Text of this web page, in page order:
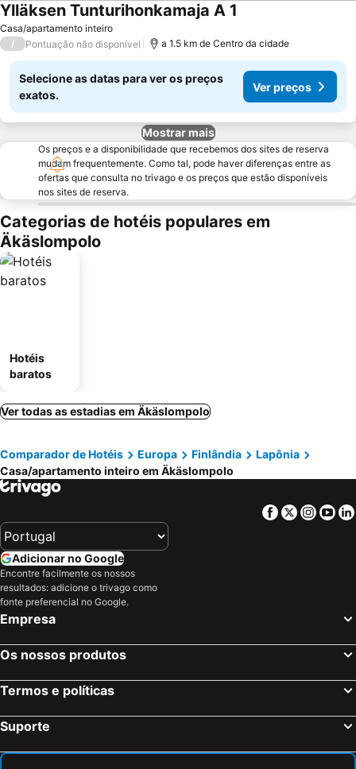
Casa/apartamento inteiro
Ylläksen Tunturihonkamaja A 1
/ Pontuação não disponível a 1.5 km de Centro da cidade
Selecione as datas para ver os preços
exatos.
Ver preços
Mostrar mais
Os preços e a disponibilidade que recebemos dos sites de reserva
mudam frequentemente. Como tal, pode haver diferenças entre as
ofertas que consulta no trivago e os preços que estão disponíveis
nos sites de reserva.
Categorias de hotéis populares em
Äkäslompolo
Hotéis
baratos
Ver todas as estadias em Äkäslompolo
Comparador de Hotéis Europa Finlândia
Lapônia
Casa/apartamento inteiro em Äkäslompolo
Facebook
Twitter
Adicionar no Google
Encontre facilmente os nossos
resultados: adicione o trivago como
fonte preferencial no Google.
Empresa
Os nossos produtos
Termos e políticas
Suporte